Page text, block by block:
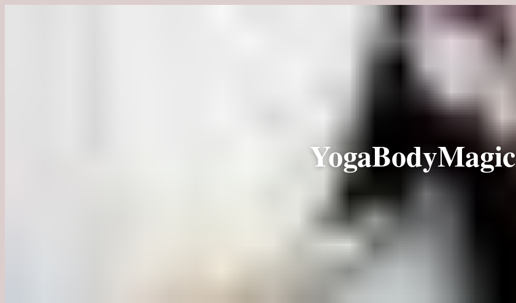
YogaBodyMagic